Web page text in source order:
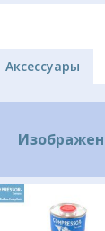
Аксессуары